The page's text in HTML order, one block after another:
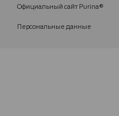
Официальный сайт Purina®
Персональные данные